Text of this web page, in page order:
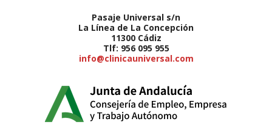
Pasaje Universal s/n
La Línea de La Concepción
11300 Cádiz
Tlf: 956 095 955
info@clinicauniversal.com